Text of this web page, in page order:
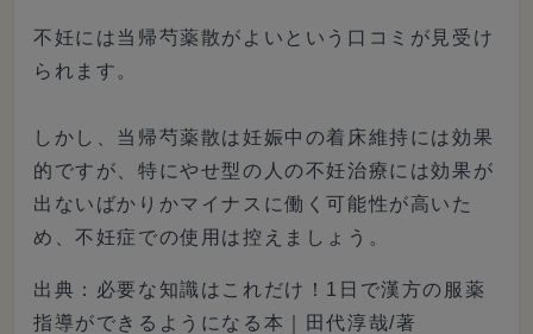
不妊には当帰芍薬散がよいという口コミが見受け
られます。
しかし、当帰芍薬散は妊娠中の着床維持には効果
的ですが、特にやせ型の人の不妊治療には効果が
出ないばかりかマイナスに働く可能性が高いた
め、不妊症での使用は控えましょう。
出典：必要な知識はこれだけ！1日で漢方の服薬
指導ができるようになる本｜田代淳哉/著